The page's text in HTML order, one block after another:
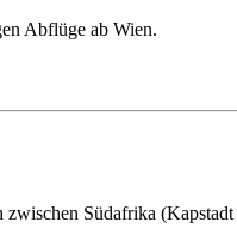
Abflüge ab Wien.
Südafrika